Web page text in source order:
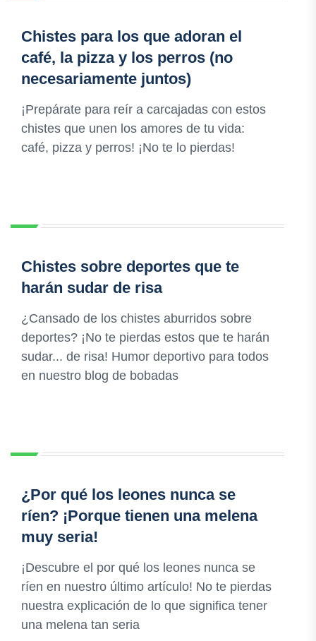
Chistes para los que adoran el
café, la pizza y los perros (no
necesariamente juntos)
¡Prepárate para reír a carcajadas con estos
chistes que unen los amores de tu vida:
café, pizza y perros! ¡No te lo pierdas!
Chistes sobre deportes que te
harán sudar de risa
¿Cansado de los chistes aburridos sobre
deportes? ¡No te pierdas estos que te harán
sudar... de risa! Humor deportivo para todos
en nuestro blog de bobadas
¿Por qué los leones nunca se
ríen? ¡Porque tienen una melena
muy seria!
¡Descubre el por qué los leones nunca se
ríen en nuestro último artículo! No te pierdas
nuestra explicación de lo que significa tener
una melena tan seria